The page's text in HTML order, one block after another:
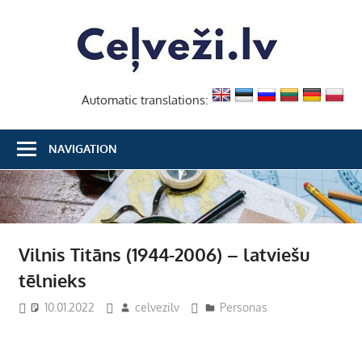
Automatic translations:
NAVIGATION
Vilnis Titāns (1944-2006) – latviešu
tēlnieks
10.01.2022 celvezilv Personas